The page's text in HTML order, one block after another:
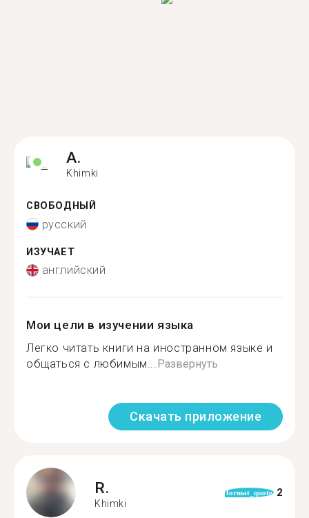
A.
Khimki
СВОБОДНЫЙ
русский
ИЗУЧАЕТ
английский
Мои цели в изучении языка
Легко читать книги на иностранном языке и
общаться с любимым...Развернуть
Скачать приложение
R.
Khimki
format_quote 2